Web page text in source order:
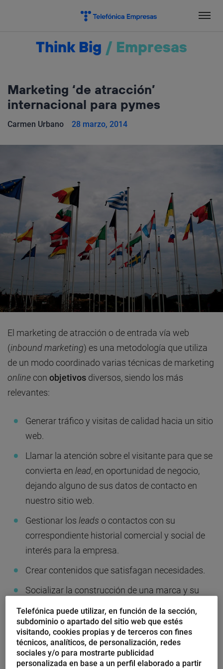
Think Big / Empresas
Marketing ‘de atracción’
internacional para pymes
Carmen Urbano 28 marzo, 2014
El marketing de atracción o de entrada vía web
(inbound marketing) es una metodología que utiliza
de un modo coordinado varias técnicas de marketing
online con objetivos diversos, siendo los más
relevantes:
Generar tráfico y visitas de calidad hacia un sitio
web.
Llamar la atención sobre el visitante para que se
convierta en lead, en oportunidad de negocio,
dejando alguno de sus datos de contacto en
nuestro sitio web.
Gestionar los leads o contactos con su
correspondiente historial comercial y social de
interés para la empresa.
Crear contenidos que satisfagan necesidades.
Socializar la construcción de una marca y su
Fidelizar y “enganchar” a los clientes para que
repitan y prescriban.
Telefónica puede utilizar, en función de la sección,
subdominio o apartado del sitio web que estés
visitando, cookies propias y de terceros con fines
técnicos, analíticos, de personalización, redes
sociales y/o para mostrarte publicidad
personalizada en base a un perfil elaborado a partir